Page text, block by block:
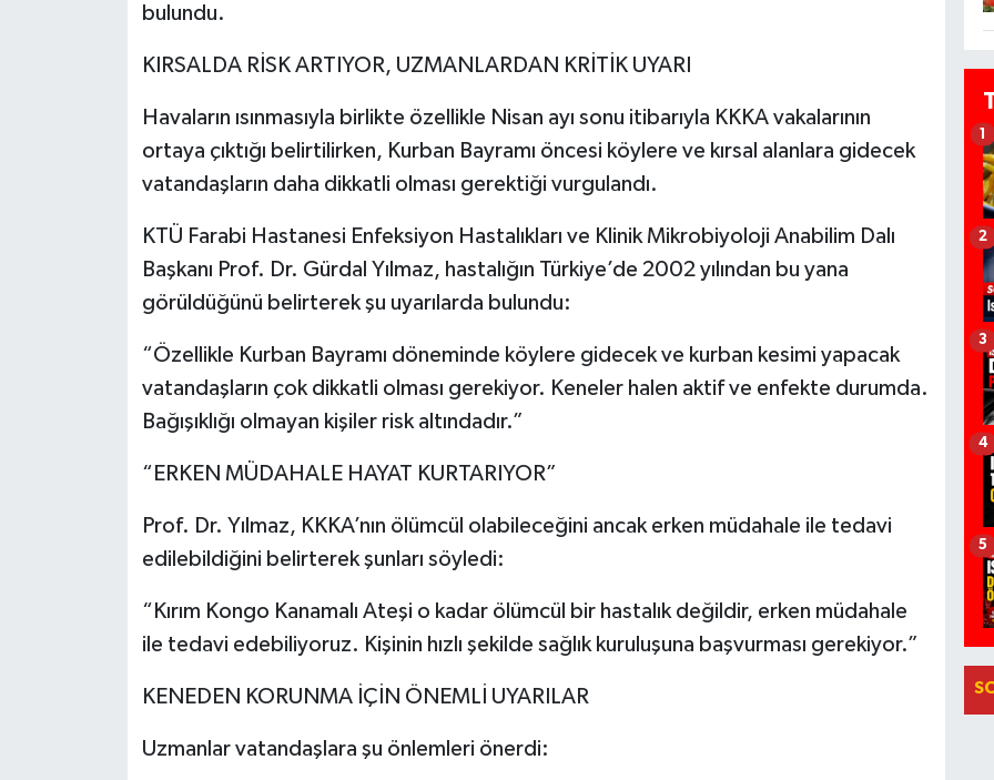
bulundu.
KIRSALDA RİSK ARTIYOR, UZMANLARDAN KRİTİK UYARI
Havaların ısınmasıyla birlikte özellikle Nisan ayı sonu itibarıyla KKKA vakalarının
ortaya çıktığı belirtilirken, Kurban Bayramı öncesi köylere ve kırsal alanlara gidecek
vatandaşların daha dikkatli olması gerektiği vurgulandı.
KTÜ Farabi Hastanesi Enfeksiyon Hastalıkları ve Klinik Mikrobiyoloji Anabilim Dalı
Başkanı Prof. Dr. Gürdal Yılmaz, hastalığın Türkiye’de 2002 yılından bu yana
görüldüğünü belirterek şu uyarılarda bulundu:
“Özellikle Kurban Bayramı döneminde köylere gidecek ve kurban kesimi yapacak
vatandaşların çok dikkatli olması gerekiyor. Keneler halen aktif ve enfekte durumda.
Bağışıklığı olmayan kişiler risk altındadır.”
“ERKEN MÜDAHALE HAYAT KURTARIYOR”
Prof. Dr. Yılmaz, KKKA’nın ölümcül olabileceğini ancak erken müdahale ile tedavi
edilebildiğini belirterek şunları söyledi:
“Kırım Kongo Kanamalı Ateşi o kadar ölümcül bir hastalık değildir, erken müdahale
ile tedavi edebiliyoruz. Kişinin hızlı şekilde sağlık kuruluşuna başvurması gerekiyor.”
KENEDEN KORUNMA İÇİN ÖNEMLİ UYARILAR
Uzmanlar vatandaşlara şu önlemleri önerdi:
1
2
3
4
5
Teknoloji